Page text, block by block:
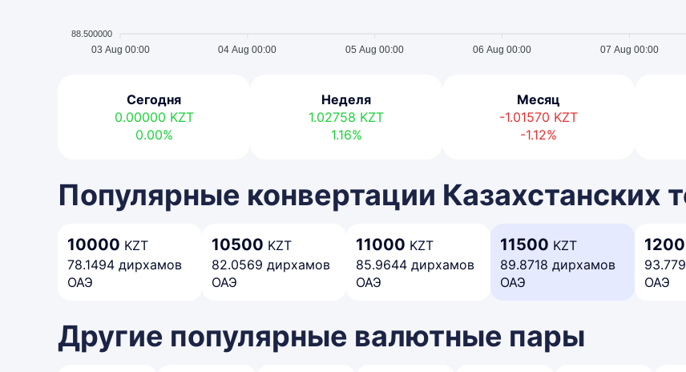
88.500000
03 Aug 00:00 04 Aug 00:00 05 Aug 00:00 06 Aug 00:00 07 Aug 00:00
Сегодня
0.00000 KZT
0.00%
Неделя
1.02758 KZT
1.16%
Месяц
-1.01570 KZT
-1.12%
Популярные конвертации Казахстанских
10000 KZT
78.1494 дирхамов
ОАЭ
10500 KZT
82.0569 дирхамов
ОАЭ
11000 KZT
85.9644 дирхамов
ОАЭ
11500 KZT
89.8718 дирхамов
ОАЭ
ОАЭ
Другие популярные валютные пары